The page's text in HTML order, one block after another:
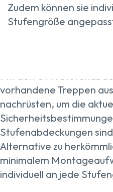
Zudem können sie
Stufengröße
vorhandene Treppen
nachrüsten, um die
Stufenabdeckungen
Alternative zu
minimalem
individuell an jede